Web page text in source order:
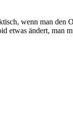
wenn man den
ändert, man